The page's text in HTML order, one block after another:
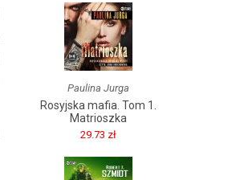
Paulina Jurga
Rosyjska mafia. Tom 1.
Matrioszka
29.73 zł